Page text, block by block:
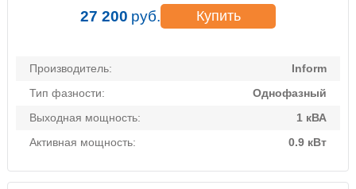
Производитель:
Inform
Тип фазности:
Однофазный
Выходная мощность:
1 кВА
Активная мощность:
0.9 кВт
27 200 руб. Купить